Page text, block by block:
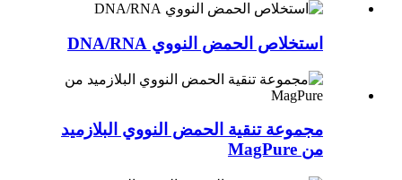
استخلاص الحمض النووي DNA/RNA
مجموعة تنقية الحمض النووي البلازميد
من MagPure